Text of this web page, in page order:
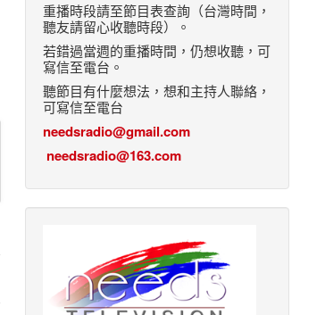
重播時段請至節目表查詢（台灣時間，
聽友請留心收聽時段）。
若錯過當週的重播時間，仍想收聽，可
寫信至電台。
聽節目有什麼想法，想和主持人聯絡，
可寫信至電台
needsradio@gmail.com
needsradio@163.com